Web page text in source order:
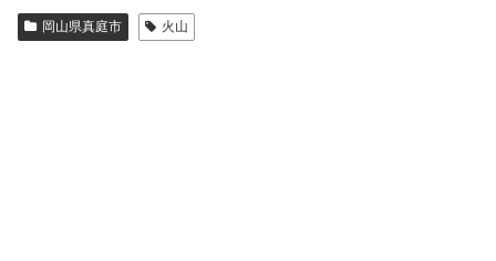
岡山県真庭市 火山